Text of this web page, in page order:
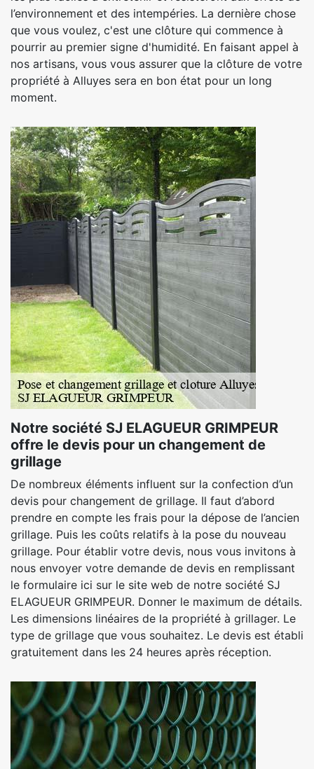
l’environnement et des intempéries. La dernière chose
que vous voulez, c'est une clôture qui commence à
pourrir au premier signe d'humidité. En faisant appel à
nos artisans, vous vous assurer que la clôture de votre
propriété à Alluyes sera en bon état pour un long
moment.
Notre société SJ ELAGUEUR GRIMPEUR
offre le devis pour un changement de
grillage
De nombreux éléments influent sur la confection d’un
devis pour changement de grillage. Il faut d’abord
prendre en compte les frais pour la dépose de l’ancien
grillage. Puis les coûts relatifs à la pose du nouveau
grillage. Pour établir votre devis, nous vous invitons à
nous envoyer votre demande de devis en remplissant
le formulaire ici sur le site web de notre société SJ
ELAGUEUR GRIMPEUR. Donner le maximum de détails.
Les dimensions linéaires de la propriété à grillager. Le
type de grillage que vous souhaitez. Le devis est établi
gratuitement dans les 24 heures après réception.